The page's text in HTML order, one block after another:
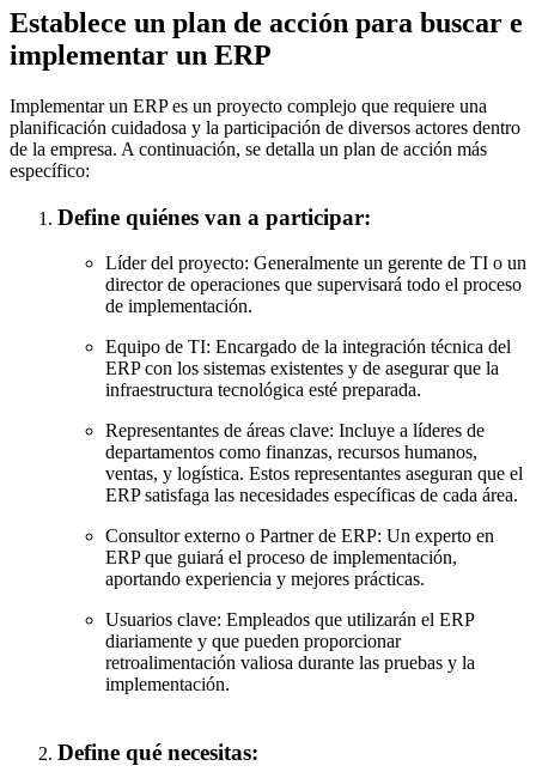
Establece un plan de acción para buscar e
implementar un ERP
Implementar un ERP es un proyecto complejo que requiere una
planificación cuidadosa y la participación de diversos actores dentro
de la empresa. A continuación, se detalla un plan de acción más
específico:
Define quiénes van a participar:
Líder del proyecto: Generalmente un gerente de TI o un
director de operaciones que supervisará todo el proceso
de implementación.
Equipo de TI: Encargado de la integración técnica del
ERP con los sistemas existentes y de asegurar que la
infraestructura tecnológica esté preparada.
Representantes de áreas clave: Incluye a líderes de
departamentos como finanzas, recursos humanos,
ventas, y logística. Estos representantes aseguran que el
ERP satisfaga las necesidades específicas de cada área.
Consultor externo o Partner de ERP: Un experto en
ERP que guiará el proceso de implementación,
aportando experiencia y mejores prácticas.
Usuarios clave: Empleados que utilizarán el ERP
diariamente y que pueden proporcionar
retroalimentación valiosa durante las pruebas y la
implementación.
Define qué necesitas: